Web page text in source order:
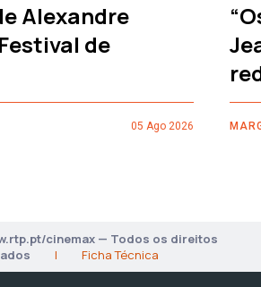
Alexandre
de
05 Ago 2026
cinemax — Todos os direitos
| Ficha Técnica